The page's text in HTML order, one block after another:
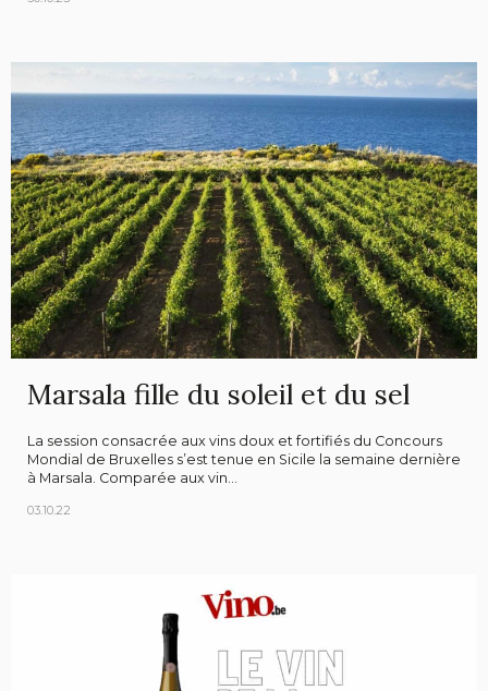
Marsala fille du soleil et du sel
La session consacrée aux vins doux et fortifiés du Concours
Mondial de Bruxelles s’est tenue en Sicile la semaine dernière
à Marsala. Comparée aux vin...
03.10.22